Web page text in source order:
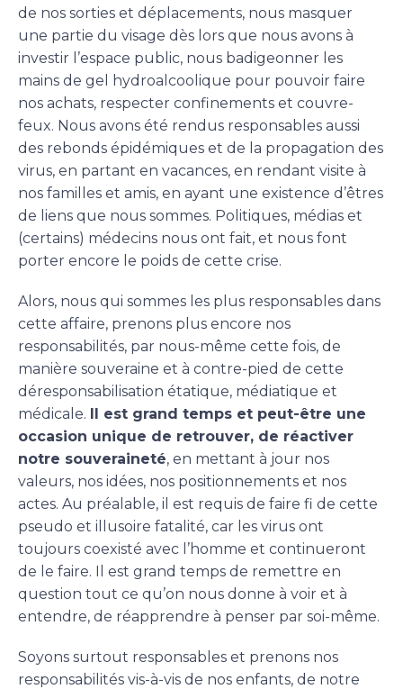
de nos sorties et déplacements, nous masquer
une partie du visage dès lors que nous avons à
investir l’espace public, nous badigeonner les
mains de gel hydroalcoolique pour pouvoir faire
nos achats, respecter confinements et couvre-
feux. Nous avons été rendus responsables aussi
des rebonds épidémiques et de la propagation des
virus, en partant en vacances, en rendant visite à
nos familles et amis, en ayant une existence d’êtres
de liens que nous sommes. Politiques, médias et
(certains) médecins nous ont fait, et nous font
porter encore le poids de cette crise.
Alors, nous qui sommes les plus responsables dans
cette affaire, prenons plus encore nos
responsabilités, par nous-même cette fois, de
manière souveraine et à contre-pied de cette
déresponsabilisation étatique, médiatique et
médicale. Il est grand temps et peut-être une
occasion unique de retrouver, de réactiver
notre souveraineté, en mettant à jour nos
valeurs, nos idées, nos positionnements et nos
actes. Au préalable, il est requis de faire fi de cette
pseudo et illusoire fatalité, car les virus ont
toujours coexisté avec l’homme et continueront
de le faire. Il est grand temps de remettre en
question tout ce qu’on nous donne à voir et à
entendre, de réapprendre à penser par soi-même.
Soyons surtout responsables et prenons nos
responsabilités vis-à-vis de nos enfants, de notre